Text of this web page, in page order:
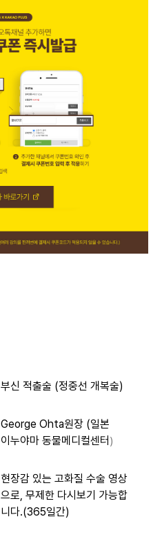
부신 적출술 (정중선 개복술)
George Ohta원장 (일본
이누야마 동물메디컬센터 )
현장감 있는 고화질 수술 영상
으로, 무제한 다시보기 가능합
니다.(365일간)